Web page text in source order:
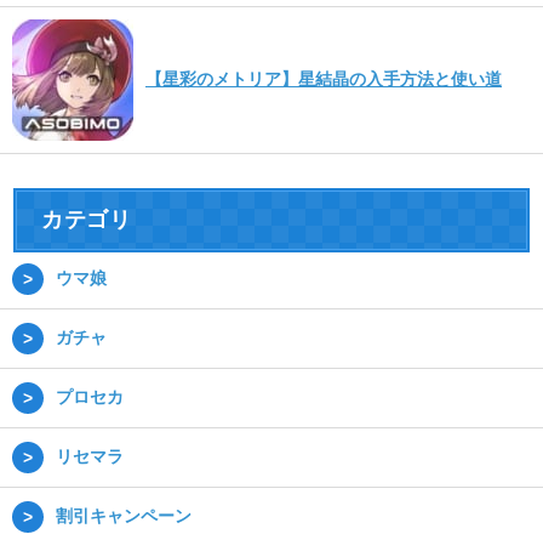
【星彩のメトリア】星結晶の入手方法と使い道
カテゴリ
ウマ娘
ガチャ
プロセカ
リセマラ
割引キャンペーン